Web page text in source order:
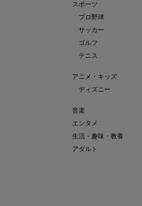
スポーツ
プロ野球
サッカー
ゴルフ
テニス
アニメ・キッズ
ディズニー
音楽
エンタメ
生活・趣味・教養
アダルト